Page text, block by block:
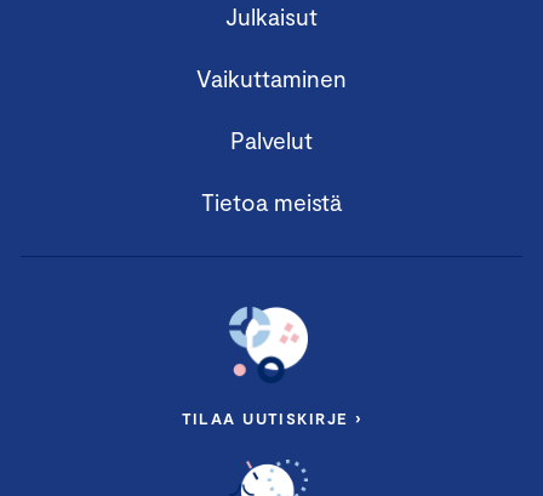
Julkaisut
Vaikuttaminen
Palvelut
Tietoa meistä
TILAA UUTISKIRJE ›